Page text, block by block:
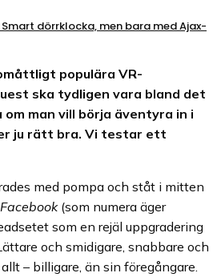
Smart dörrklocka, men bara med Ajax-
populära VR-
ska tydligen vara bland det
om man vill börja äventyra in i
ju rätt bra. Vi testar ett
med pompa och ståt i mitten
Facebook(som numera äger
som en rejäl uppgradering
Lättare och smidigare, snabbare och
– billigare, än sin föregångare.